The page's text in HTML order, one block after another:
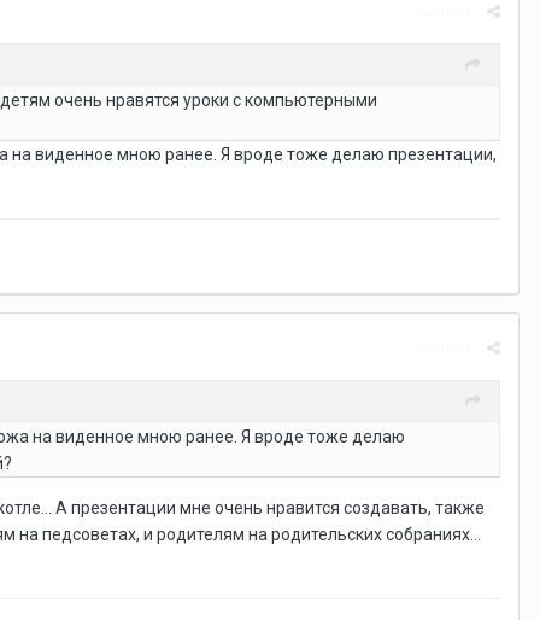
очень нравятся уроки с компьютерными
на виденное мною ранее. Я вроде тоже делаю презентации,
на виденное мною ранее. Я вроде тоже делаю
А презентации мне очень нравится создавать, также
педсоветах, и родителям на родительских собраниях...